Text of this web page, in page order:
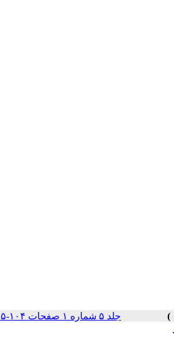
جلد ۵ شماره ۱ صفحات ۱۰۴-۸۵